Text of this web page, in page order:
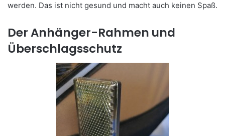
werden. Das ist nicht gesund und macht auch keinen Spaß.
Der Anhänger-Rahmen und
Überschlagsschutz